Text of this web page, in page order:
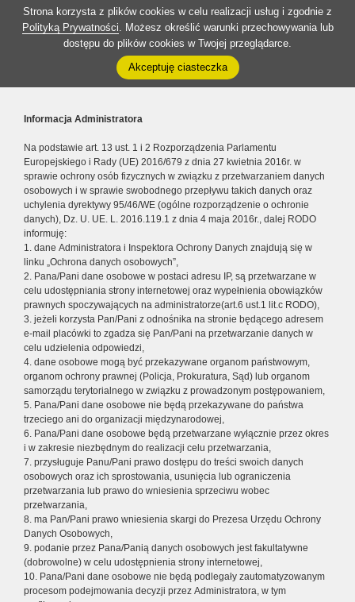
Strona korzysta z plików cookies w celu realizacji usług i zgodnie z
Polityką Prywatności. Możesz określić warunki przechowywania lub
dostępu do plików cookies w Twojej przeglądarce.
Akceptuję ciasteczka
Informacja Administratora
Na podstawie art. 13 ust. 1 i 2 Rozporządzenia Parlamentu
Europejskiego i Rady (UE) 2016/679 z dnia 27 kwietnia 2016r. w
sprawie ochrony osób fizycznych w związku z przetwarzaniem danych
osobowych i w sprawie swobodnego przepływu takich danych oraz
uchylenia dyrektywy 95/46/WE (ogólne rozporządzenie o ochronie
danych), Dz. U. UE. L. 2016.119.1 z dnia 4 maja 2016r., dalej RODO
informuję:
1. dane Administratora i Inspektora Ochrony Danych znajdują się w
linku „Ochrona danych osobowych”,
2. Pana/Pani dane osobowe w postaci adresu IP, są przetwarzane w
celu udostępniania strony internetowej oraz wypełnienia obowiązków
prawnych spoczywających na administratorze(art.6 ust.1 lit.c RODO),
3. jeżeli korzysta Pan/Pani z odnośnika na stronie będącego adresem
e-mail placówki to zgadza się Pan/Pani na przetwarzanie danych w
celu udzielenia odpowiedzi,
4. dane osobowe mogą być przekazywane organom państwowym,
organom ochrony prawnej (Policja, Prokuratura, Sąd) lub organom
samorządu terytorialnego w związku z prowadzonym postępowaniem,
5. Pana/Pani dane osobowe nie będą przekazywane do państwa
trzeciego ani do organizacji międzynarodowej,
6. Pana/Pani dane osobowe będą przetwarzane wyłącznie przez okres
i w zakresie niezbędnym do realizacji celu przetwarzania,
7. przysługuje Panu/Pani prawo dostępu do treści swoich danych
osobowych oraz ich sprostowania, usunięcia lub ograniczenia
przetwarzania lub prawo do wniesienia sprzeciwu wobec
przetwarzania,
8. ma Pan/Pani prawo wniesienia skargi do Prezesa Urzędu Ochrony
Danych Osobowych,
9. podanie przez Pana/Panią danych osobowych jest fakultatywne
(dobrowolne) w celu udostępnienia strony internetowej,
10. Pana/Pani dane osobowe nie będą podlegały zautomatyzowanym
procesom podejmowania decyzji przez Administratora, w tym